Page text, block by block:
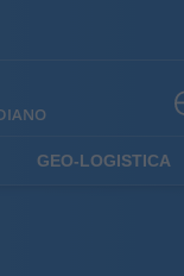
GEO-LOGISTICA